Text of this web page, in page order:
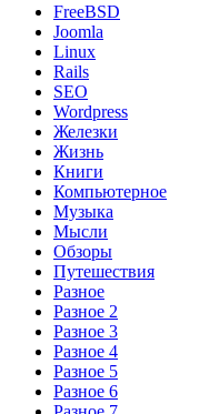
FreeBSD
Joomla
Linux
Rails
SEO
Wordpress
Железки
Жизнь
Книги
Компьютерное
Музыка
Мысли
Обзоры
Путешествия
Разное
Разное 2
Разное 3
Разное 4
Разное 5
Разное 6